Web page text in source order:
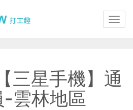
三星手機】通
雲林地區